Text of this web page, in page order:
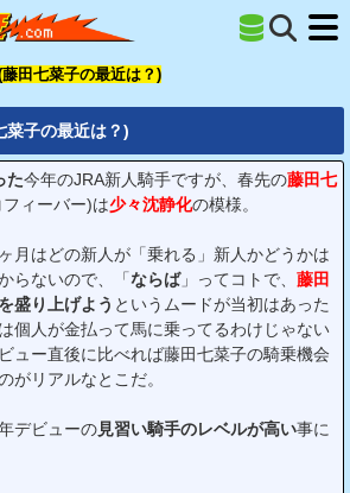
藤田七菜子の最近は？)
菜子の最近は？)
た今年のJRA新人騎手ですが、春先の藤田七
ィーバー)は少々沈静化の模様。
月はどの新人が「乗れる」新人かどうかは
らないので、「ならば」ってコトで、 藤田
盛り上げよう というムードが当初はあった
個人が金払って馬に乗ってるわけじゃない
ュー直後に比べれば藤田七菜子の騎乗機会
がリアルなとこだ。
デビューの見習い騎手のレベルが高い事に